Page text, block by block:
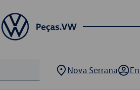
Nova Serrana